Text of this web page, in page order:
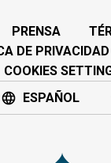
PRENSA
DE PRIVACIDAD
COOKIES
ESPAÑOL